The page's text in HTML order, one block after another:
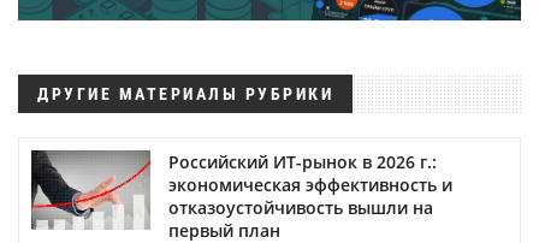
ДРУГИЕ МАТЕРИАЛЫ РУБРИКИ
Российский ИТ-рынок в 2026 г.:
экономическая эффективность и
отказоустойчивость вышли на
первый план